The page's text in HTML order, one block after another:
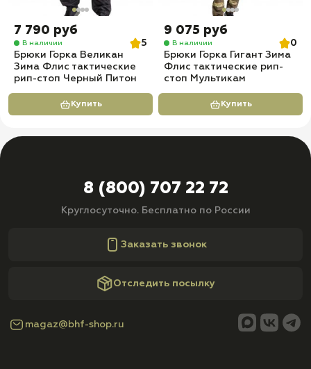
7 790 руб
В наличии
5
Брюки Горка Великан
Зима Флис тактические
рип-стоп Черный Питон
Купить
9 075 руб
В наличии
0
Брюки Горка Гигант Зима
Флис тактические рип-
стоп Мультикам
Купить
8 (800) 707 22 72
Круглосуточно. Бесплатно по России
Заказать звонок
Отследить посылку
magaz@bhf-shop.ru